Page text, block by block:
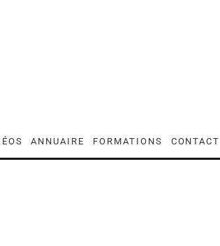
ANNUAIRE FORMATIONS CONTACT